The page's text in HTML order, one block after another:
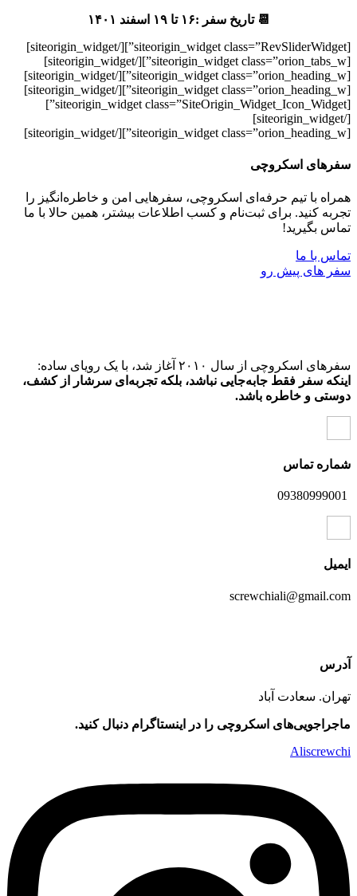
📆 تاریخ سفر :۱۶ تا ۱۹ اسفند ۱۴۰۱
[siteorigin_widget class=”RevSliderWidget”]
[/siteorigin_widget]
[siteorigin_widget class=”orion_tabs_w”]
[/siteorigin_widget]
[siteorigin_widget class=”orion_heading_w”]
[/siteorigin_widget]
[siteorigin_widget class=”orion_heading_w”]
[/siteorigin_widget]
[siteorigin_widget class=”SiteOrigin_Widget_Icon_Widget”]
[/siteorigin_widget]
[siteorigin_widget class=”orion_heading_w”]
[/siteorigin_widget]
سفر‌های اسکروچی
همراه با تیم حرفه‌ای اسکروچی، سفرهایی امن و خاطره‌انگیز را
تجربه کنید. برای ثبت‌نام و کسب اطلاعات بیشتر، همین حالا با ما
تماس بگیرید!
تماس با ما
سفر ‌های پیش رو
سفرهای اسکروچی از سال ۲۰۱۰ آغاز شد، با یک رویای ساده:
اینکه سفر فقط جابه‌جایی نباشد، بلکه تجربه‌ای سرشار از کشف،
دوستی و خاطره باشد.
شماره تماس
ایمیل
screwchiali@gmail.com
آدرس
تهران. سعادت آباد
ماجراجویی‌های اسکروچی را در اینستاگرام دنبال کنید.
Aliscrewchi